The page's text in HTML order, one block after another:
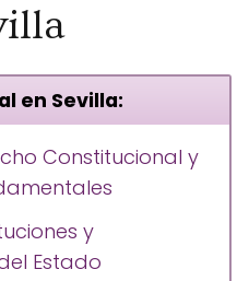
en Sevilla:
Constitucional y
y
Estado